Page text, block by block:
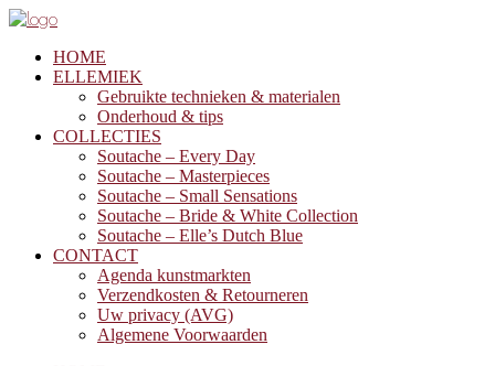
HOME
ELLEMIEK
Gebruikte technieken & materialen
Onderhoud & tips
COLLECTIES
Soutache – Every Day
Soutache – Masterpieces
Soutache – Small Sensations
Soutache – Bride & White Collection
Soutache – Elle’s Dutch Blue
CONTACT
Agenda kunstmarkten
Verzendkosten & Retourneren
Uw privacy (AVG)
Algemene Voorwaarden